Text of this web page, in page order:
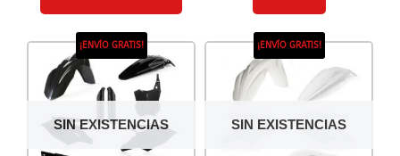
SIN EXISTENCIAS
¡ENVÍO GRATIS!
SIN EXISTENCIAS
¡ENVÍO GRATIS!